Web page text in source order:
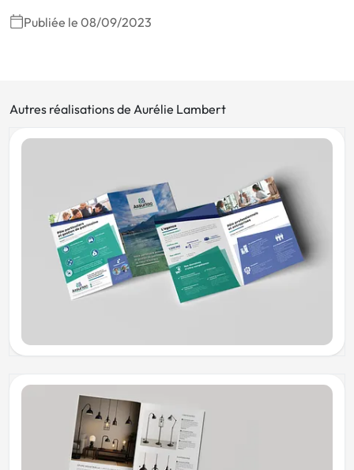
Publiée le 08/09/2023
Autres réalisations de Aurélie Lambert